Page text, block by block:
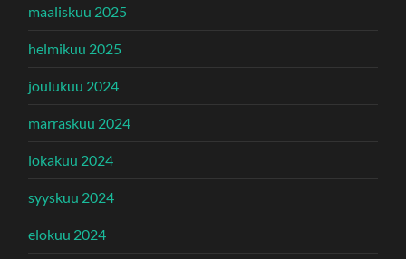
maaliskuu 2025
helmikuu 2025
joulukuu 2024
marraskuu 2024
lokakuu 2024
syyskuu 2024
elokuu 2024